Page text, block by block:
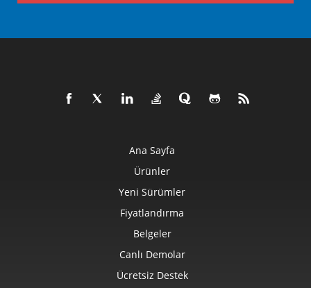
Ana Sayfa
Ürünler
Yeni Sürümler
Fiyatlandırma
Belgeler
Canlı Demolar
Ücretsiz Destek